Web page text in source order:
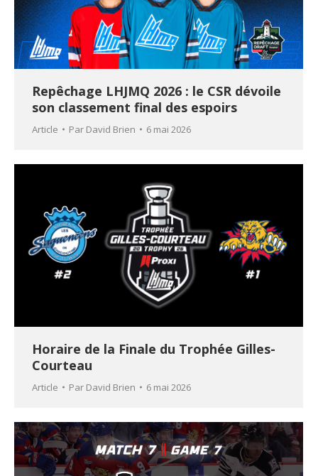
Repêchage LHJMQ 2026 : le CSR dévoile
son classement final des espoirs
Article Par David Brien 6 mai 2026
Horaire de la Finale du Trophée Gilles-
Courteau
Article Par David Brien 6 mai 2026